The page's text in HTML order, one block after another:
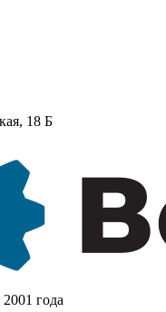
18 Б
года